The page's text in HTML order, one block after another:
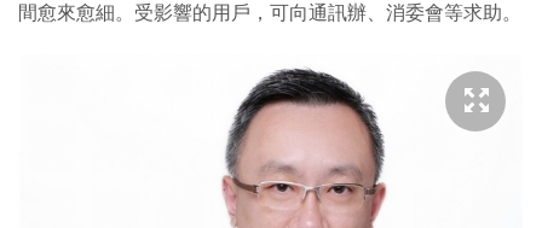
間愈來愈細。受影響的用戶，可向通訊辦、消委會等求助。